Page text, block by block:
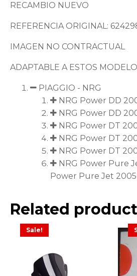
RECAMBIO NUEVO
REFERENCIA ORIGINAL:
IMAGEN NO CONTRACTUAL
ADAPTABLE A ESTOS
PIAGGIO - NRG
NRG Power DD
NRG Power DD
NRG Power DT
NRG Power DT
NRG Power DT
NRG Power Pure
Power Pure Jet
Related
Sale!